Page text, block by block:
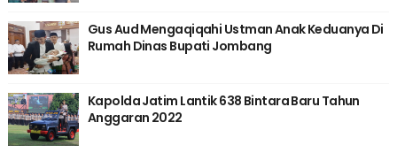
Gus Aud Mengaqiqahi Ustman Anak Keduanya Di
Rumah Dinas Bupati Jombang
Kapolda Jatim Lantik 638 Bintara Baru Tahun
Anggaran 2022